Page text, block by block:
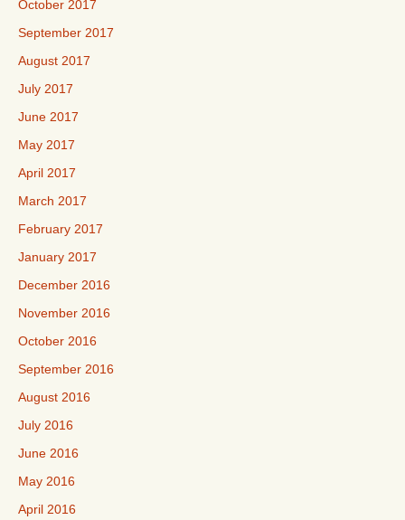
October 2017
September 2017
August 2017
July 2017
June 2017
May 2017
April 2017
March 2017
February 2017
January 2017
December 2016
November 2016
October 2016
September 2016
August 2016
July 2016
June 2016
May 2016
April 2016